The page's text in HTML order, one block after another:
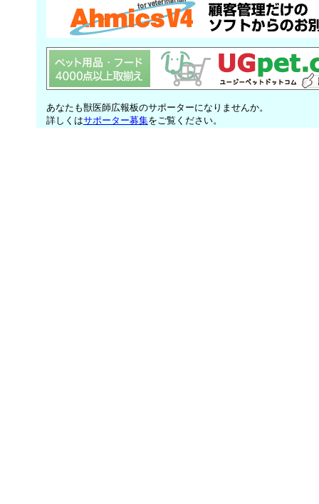
あなたも獣医師広報板のサポーターになりませんか。
詳しくはサポーター募集をご覧ください。